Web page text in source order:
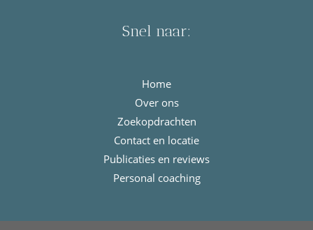
Snel naar:
Home
Over ons
Zoekopdrachten
Contact en locatie
Publicaties en reviews
Personal coaching